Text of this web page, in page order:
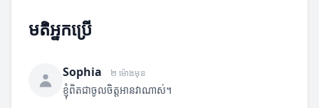
មតិអ្នកប្រើ
Sophia ២ ម៉ោងមុន
ខ្ញុំពិតជាចូលចិត្តអានវាណាស់។